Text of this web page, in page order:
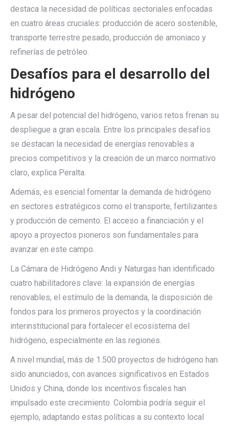
destaca la necesidad de políticas sectoriales enfocadas
en cuatro áreas cruciales: producción de acero sostenible,
transporte terrestre pesado, producción de amoniaco y
refinerías de petróleo.
Desafíos para el desarrollo del
hidrógeno
A pesar del potencial del hidrógeno, varios retos frenan su
despliegue a gran escala. Entre los principales desafíos
se destacan la necesidad de energías renovables a
precios competitivos y la creación de un marco normativo
claro, explica Peralta.
Además, es esencial fomentar la demanda de hidrógeno
en sectores estratégicos como el transporte, fertilizantes
y producción de cemento. El acceso a financiación y el
apoyo a proyectos pioneros son fundamentales para
avanzar en este campo.
La Cámara de Hidrógeno Andi y Naturgas han identificado
cuatro habilitadores clave: la expansión de energías
renovables, el estímulo de la demanda, la disposición de
fondos para los primeros proyectos y la coordinación
interinstitucional para fortalecer el ecosistema del
hidrógeno, especialmente en las regiones.
A nivel mundial, más de 1.500 proyectos de hidrógeno han
sido anunciados, con avances significativos en Estados
Unidos y China, donde los incentivos fiscales han
impulsado este crecimiento. Colombia podría seguir el
ejemplo, adaptando estas políticas a su contexto local